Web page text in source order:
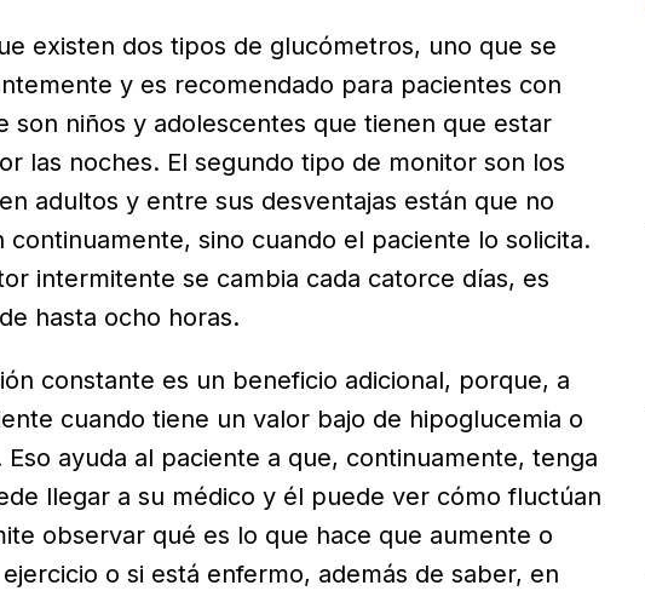
existen dos tipos de glucómetros, uno que se
y es recomendado para pacientes con
son niños y adolescentes que tienen que estar
las noches. El segundo tipo de monitor son los
adultos y entre sus desventajas están que no
continuamente, sino cuando el paciente lo solicita.
intermitente se cambia cada catorce días, es
hasta ocho horas.
constante es un beneficio adicional, porque, a
cuando tiene un valor bajo de hipoglucemia o
ayuda al paciente a que, continuamente, tenga
llegar a su médico y él puede ver cómo fluctúan
observar qué es lo que hace que aumente o
o si está enfermo, además de saber, en